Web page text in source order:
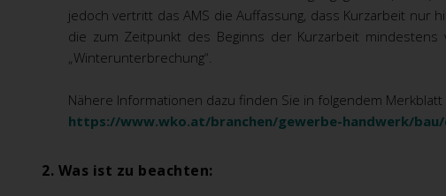
jedoch vertritt das AMS die Auffassung, dass Kurzarbeit nur
die zum Zeitpunkt des Beginns der Kurzarbeit
„Winterunterbrechung“.
Nähere Informationen dazu finden Sie in folgendem Merkblatt
https://www.wko.at/branchen/gewerbe-handwerk/
2. Was ist zu beachten: